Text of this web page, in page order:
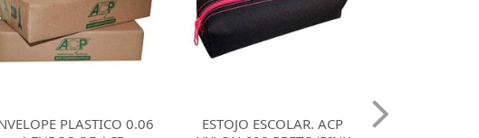
ESTOJO ESCOLAR. ACP
MALETA PASTA SUSPENSA